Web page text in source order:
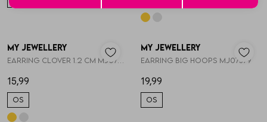
1 /2
My Jewellery
15,99
OS
1 /1
My Jewellery
Earring big hoops MJ07379
19,99
OS